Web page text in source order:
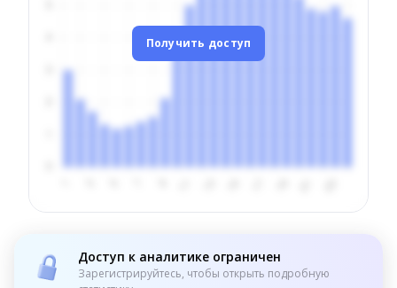
Получить доступ
Доступ к аналитике ограничен
Зарегистрируйтесь, чтобы открыть подробную